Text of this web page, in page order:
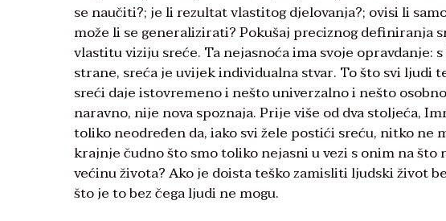
se naučiti?; je li rezultat vlastitog djelovanja?; ovisi li
može li se generalizirati? Pokušaj preciznog definiranja
vlastitu viziju sreće. Ta nejasnoća ima svoje opravdanje:
strane, sreća je uvijek individualna stvar. To što svi ljudi
sreći daje istovremeno i nešto univerzalno i nešto
naravno, nije nova spoznaja. Prije više od dva stoljeća,
toliko neodređen da, iako svi žele postići sreću, nitko ne
krajnje čudno što smo toliko nejasni u vezi s onim na
većinu života? Ako je doista teško zamisliti ljudski život
što je to bez čega ljudi ne mogu.